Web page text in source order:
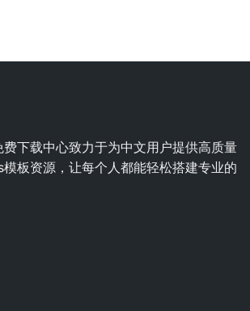
下载中心致力于为中文用户提供高质量
板资源，让每个人都能轻松搭建专业的